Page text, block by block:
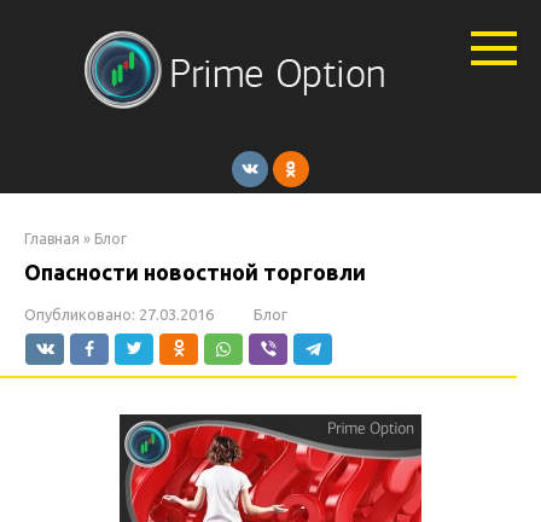
Главная » Блог
Опасности новостной торговли
Опубликовано: 27.03.2016 Блог